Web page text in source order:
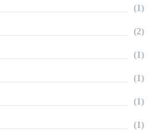
(1)
(2)
(1)
(1)
(1)
(1)